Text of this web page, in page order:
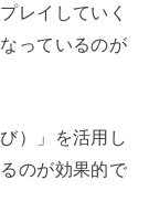
レイしていく
っているのが
）」を活用し
のが効果的で